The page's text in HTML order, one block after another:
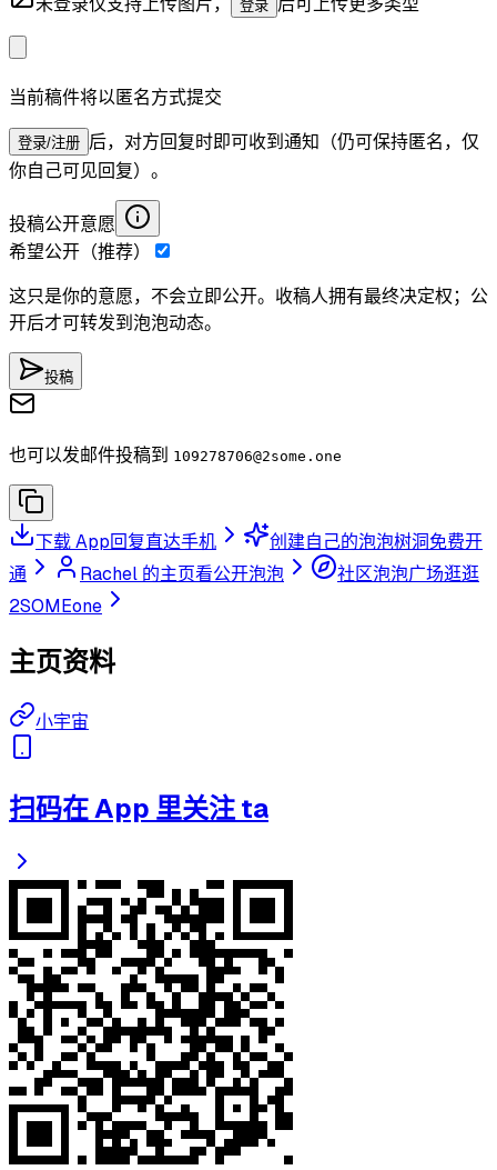
登录
当前稿件将以匿名方式提交
登录/注册 后，对方回复时即可收到通知（仍可保持匿名，仅
你自己可见回复）。
投稿公开意愿
希望公开（推荐）
这只是你的意愿，不会立即公开。收稿人拥有最终决定权；公
开后才可转发到泡泡动态。
投稿
也可以发邮件投稿到 109278706@2some.one
下载 App回复直达手机 创建自己的泡泡树洞免费开
通
Rachel 的主页看公开泡泡 社区泡泡广场逛逛
2SOMEone
主页资料
小宇宙
扫码在 App 里关注 ta